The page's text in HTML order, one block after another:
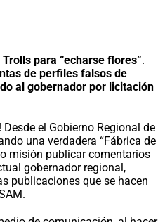
para “echarse flores”.
de perfiles falsos de
al gobernador por licitación
Desde el Gobierno Regional de
una verdadera “Fábrica de
misión publicar comentarios
gobernador regional,
publicaciones que se hacen